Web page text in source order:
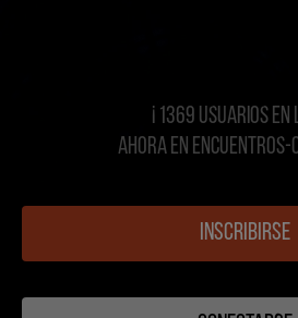
¡ 1369 USUARIOS EN
AHORA EN
INSCRIBIRSE